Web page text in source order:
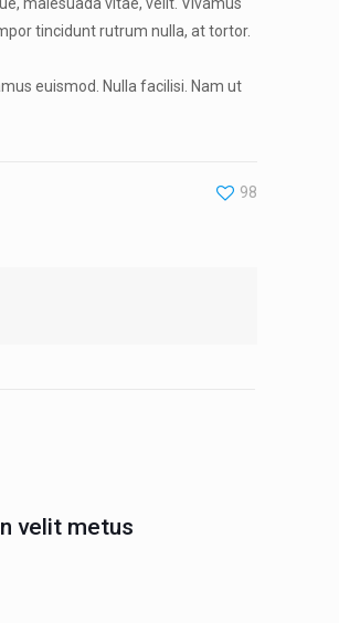
tincidunt rutrum nulla, at tortor.
euismod. Nulla facilisi. Nam ut
98
velit metus